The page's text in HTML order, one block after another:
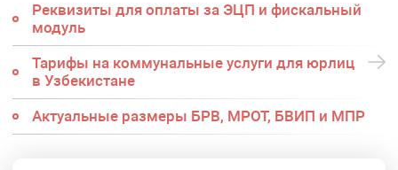
Реквизиты для оплаты за ЭЦП и фискальный
модуль
Тарифы на коммунальные услуги для юрлиц
в Узбекистане
Актуальные размеры БРВ, МРОТ, БВИП и МПР